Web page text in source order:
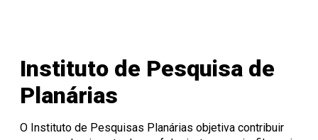
Instituto de Pesquisa de
Planárias
O Instituto de Pesquisas Planárias objetiva contribuir